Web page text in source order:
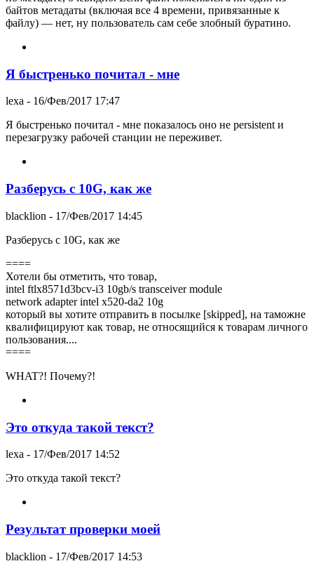
байтов метадаты (включая все 4 времени, привязанные к
файлу) — нет, ну пользователь сам себе злобный буратино.
Я быстренько почитал - мне
lexa - 16/Фев/2017 17:47
Я быстренько почитал - мне показалось оно не persistent и
перезагрузку рабочей станции не переживет.
Разберусь с 10G, как же
blacklion - 17/Фев/2017 14:45
Разберусь с 10G, как же
====
Хотели бы отметить, что товар,
intel ftlx8571d3bcv-i3 10gb/s transceiver module
network adapter intel x520-da2 10g
который вы хотите отправить в посылке [skipped], на таможне
квалифицируют как товар, не относящийся к товарам личного
пользования....
====
WHAT?! Почему?!
Это откуда такой текст?
lexa - 17/Фев/2017 14:52
Это откуда такой текст?
Результат проверки моей
blacklion - 17/Фев/2017 14:53